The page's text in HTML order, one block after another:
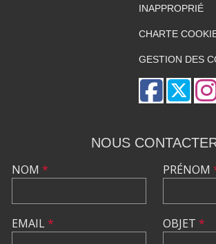
INAPPROPRIÉ
CHARTE
GESTION DES
NOUS
NOM *
EMAIL*
PRÉNOM
OBJET *